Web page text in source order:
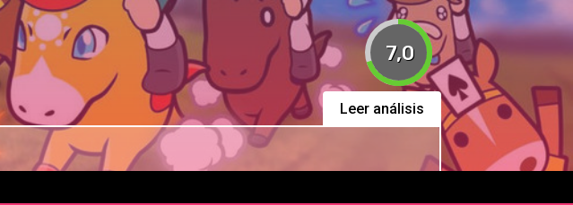
7,0
Leer análisis